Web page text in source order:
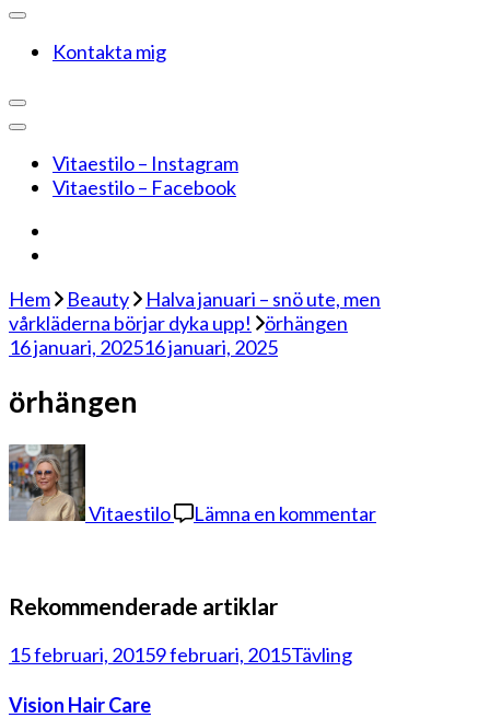
Kontakta mig
Vitaestilo – Instagram
Vitaestilo – Facebook
Hem Beauty
Halva januari – snö ute, men
vårkläderna börjar dyka upp!
örhängen
16 januari, 202516 januari, 2025
örhängen
Vitaestilo Lämna en kommentar
Rekommenderade artiklar
15 februari, 20159 februari, 2015Tävling
Vision Hair Care